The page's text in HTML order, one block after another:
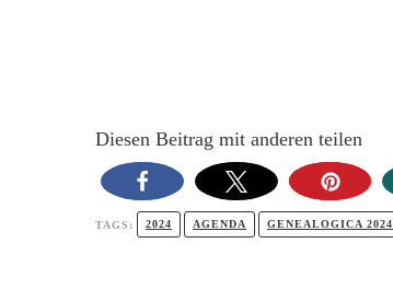
Diesen Beitrag mit anderen teilen
TAGS: 2024 AGENDA GENEALOGICA 2024